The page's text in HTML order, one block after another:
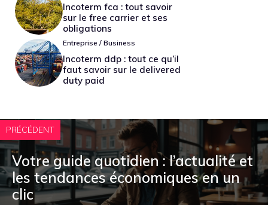
Incoterm fca : tout savoir
sur le free carrier et ses
obligations
Entreprise / Business
Incoterm ddp : tout ce qu’il
faut savoir sur le delivered
duty paid
PRÉCÉDENT
Votre guide quotidien : l’actualité et
les tendances économiques en un
clic